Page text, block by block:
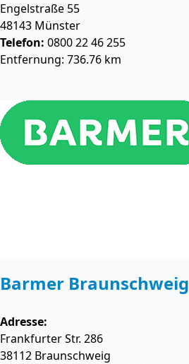
Engelstraße 55
48143 Münster
Telefon: 0800 22 46 255
Entfernung: 736.76 km
Barmer Braunschweig
Adresse:
Frankfurter Str. 286
38112 Braunschweig